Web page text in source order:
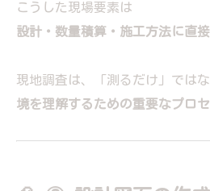
こうした現場要素は
設計・数量積算・施工方法に直接
現地調査は、「測るだけ」ではな
境を理解するための重要なプロ